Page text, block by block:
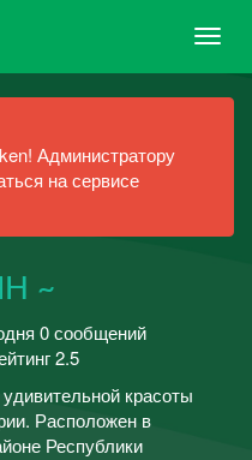
Администратору
на сервисе
~
0 сообщений
2.5
красоты
Расположен в
Республики